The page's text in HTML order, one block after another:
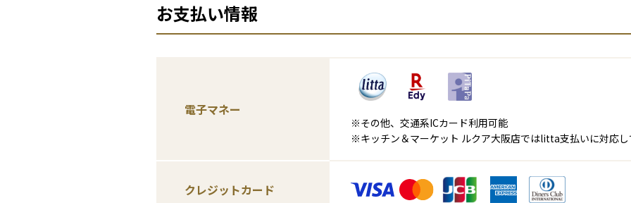
お支払い情報
電子マネー
※その他、交通系ICカード利用可能
※キッチン＆マーケット ルクア大阪店ではlitta支払いに対応し
クレジットカード